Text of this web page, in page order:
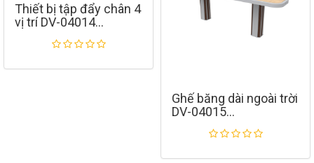
Thiết bị tập đẩy chân 4
vị trí DV-04014
Ghế băng dài ngoài trời
DV-04015